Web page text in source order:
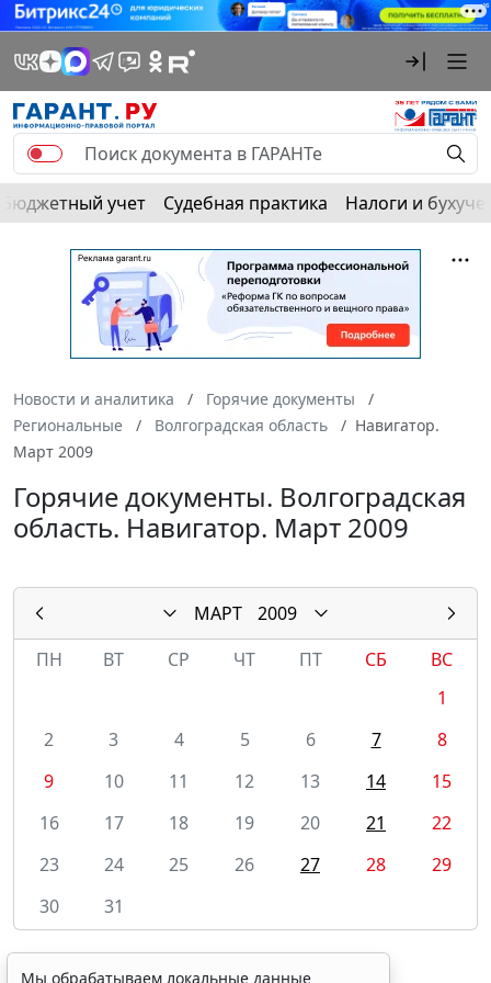
Бюджетный учет Судебная практика Налоги и
Новости и аналитика
Горячие документы
Региональные
Волгоградская область
Навигатор.
Март 2009
Горячие документы. Волгоградская
область. Навигатор. Март 2009
МАРТ
2009
ПН
ВТ СР ЧТ ПТ СБ
ВС
1
2
3 4 5 6 7
8
9
10 11 12 13 14
15
16
17 18 19 20 21
22
23
24 25 26 27 28
29
30
31
Мы обрабатываем локальные данные